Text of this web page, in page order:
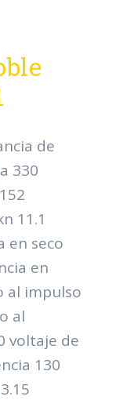
de
330
11.1
en seco
en
al impulso
al
voltaje de
130